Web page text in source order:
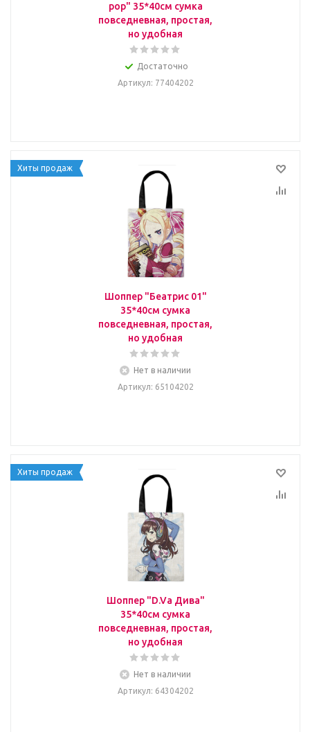
pop" 35*40см сумка
повседневная, простая,
но удобная
Достаточно
Артикул: 77404202
Хиты продаж
Шоппер "Беатрис 01"
35*40см сумка
повседневная, простая,
но удобная
Нет в наличии
Артикул: 65104202
Хиты продаж
Шоппер "D.Va Дива"
35*40см сумка
повседневная, простая,
но удобная
Нет в наличии
Артикул: 64304202